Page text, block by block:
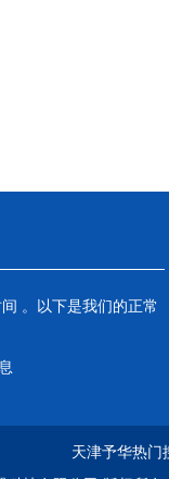
。以下是我们的正常
天津予华热门